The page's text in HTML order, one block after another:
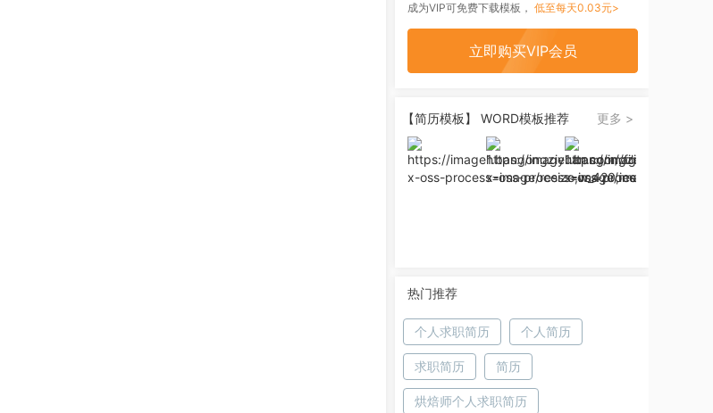
成为VIP可免费下载模板， 低至每天0.03元>
立即购买VIP会员
【简历模板】 WORD模板推荐 更多 >
热门推荐
个人求职简历 个人简历
求职简历 简历
烘焙师个人求职简历